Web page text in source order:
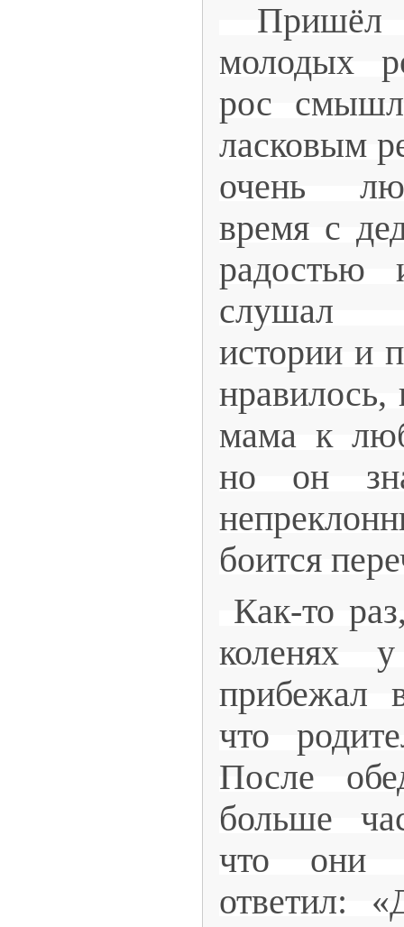
Пришёл
молодых
рос
ласковым
очень
время с
радостью
слушал
истории и
нравилось,
мама к
но он
боится
Как-то
коленях
прибежал
что
После
больше
что они
ответил: